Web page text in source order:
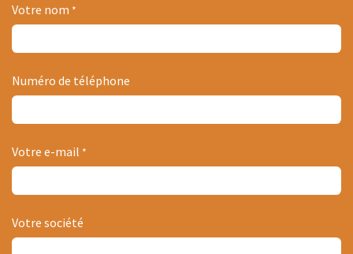
Votre nom *
Numéro de téléphone
Votre e-mail *
Votre société